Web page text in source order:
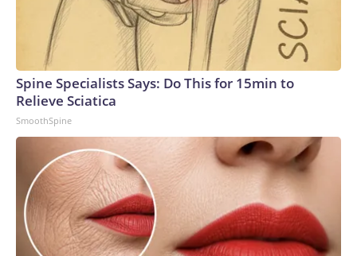
Spine Specialists Says: Do This for 15min to
Relieve Sciatica
SmoothSpine